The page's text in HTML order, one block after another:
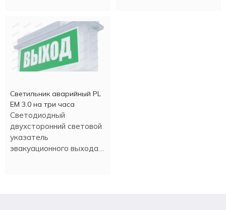
Светильник аварийный PL
EM 3.0 на три часа
Светодиодный
двухсторонний световой
указатель
эвакуационного выхода